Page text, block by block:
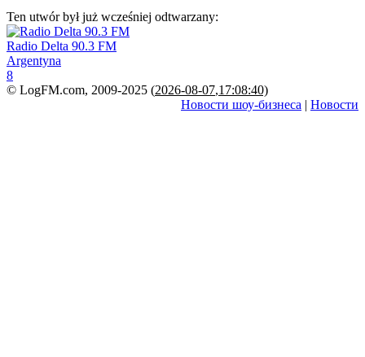
Ten utwór był już wcześniej odtwarzany:
Radio Delta 90.3 FM
Argentyna
8
© LogFM.com, 2009-2025 (2026-08-07,17:08:40)
Новости шоу-бизнеса | Новости